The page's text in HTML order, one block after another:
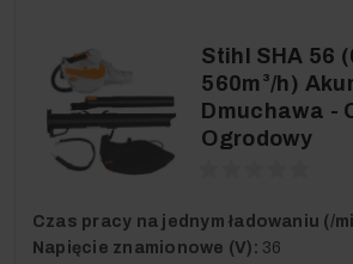
Stihl SHA 56
560m³/h)
Dmuchawa -
Ogrodowy
Czas pracy na jednym ładowaniu (/
Napięcie znamionowe (V): 36